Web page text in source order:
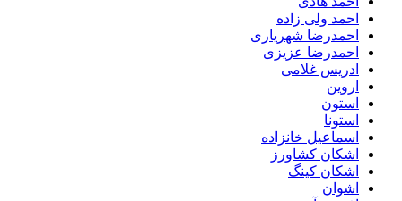
احمد ولی زاده
احمدرضا شهریاری
احمدرضا عزیزی
ادریس غلامی
اروین
استون
استونا
اسماعیل خانزاده
اشکان کشاورز
اشکان کینگ
اشوان